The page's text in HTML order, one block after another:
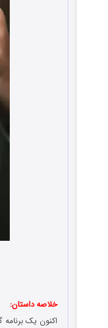
خلاصه داستان:
اکنون یک